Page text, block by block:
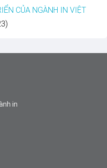
CỦA NGÀNH IN VIỆT
in